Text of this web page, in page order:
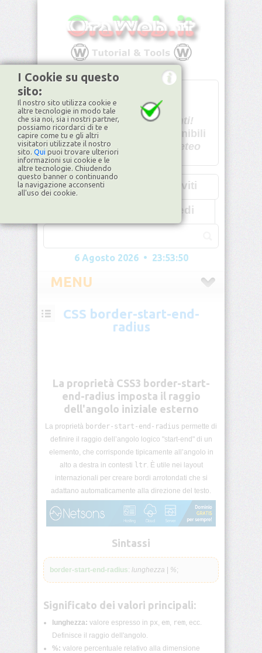
U - -
Spiacenti!
non disponibili
Dati meteo
©2026ilMeteo.it
Iscriviti
Accedi
6 Agosto 2026 • 23:53:53
MENU
CSS
classi
elementi
Unità
lunghezza
Funzioni
CSS
CSS
CSS border-start-end-
radius
La proprietà CSS3 border-start-
end-radius imposta il raggio
dell'angolo iniziale esterno
La proprietà border-start-end-radius permette di
definire il raggio dell’angolo logico "start-end" di un
elemento, che corrisponde tipicamente all’angolo in
alto a destra in contesti ltr. È utile nei layout
internazionali per creare bordi arrotondati che si
adattano automaticamente alla direzione del testo.
Sintassi
border-start-end-radius: lunghezza %;
Significato dei valori principali:
lunghezza: valore espresso in px, em, rem, ecc.
Definisce il raggio dell'angolo.
%: valore percentuale relativo alla dimensione
I Cookie su questo
sito:
Il nostro sito utilizza cookie e
altre tecnologie in modo tale
che sia noi, sia i nostri partner,
possiamo ricordarci di te e
capire come tu e gli altri
visitatori utilizzate il nostro
sito. Qui puoi trovare ulteriori
informazioni sui cookie e le
altre tecnologie. Chiudendo
questo banner o continuando
la navigazione acconsenti
all'uso dei cookie.